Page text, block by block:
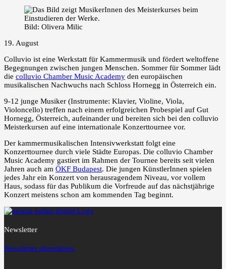
Bild: Olivera Milic
19. August
Colluvio ist eine Werkstatt für Kammermusik und fördert weltoffene
Begegnungen zwischen jungen Menschen. Sommer für Sommer lädt
die colluvio Chamber Music Academy den europäischen
musikalischen Nachwuchs nach Schloss Hornegg in Österreich ein.
9-12 junge Musiker (Instrumente: Klavier, Violine, Viola,
Violoncello) treffen nach einem erfolgreichen Probespiel auf Gut
Hornegg, Österreich, aufeinander und bereiten sich bei den colluvio
Meisterkursen auf eine internationale Konzerttournee vor.
Der kammermusikalischen Intensivwerkstatt folgt eine
Konzerttournee durch viele Städte Europas. Die colluvio Chamber
Music Academy gastiert im Rahmen der Tournee bereits seit vielen
Jahren auch am ÖKF Budapest. Die jungen KünstlerInnen spielen
jedes Jahr ein Konzert von herausragendem Niveau, vor vollem
Haus, sodass für das Publikum die Vorfreude auf das nächstjährige
Konzert meistens schon am kommenden Tag beginnt.
Newsletter
Newsletter abonnieren